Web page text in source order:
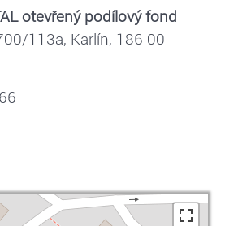
otevřený podílový fond
113a, Karlín, 186 00